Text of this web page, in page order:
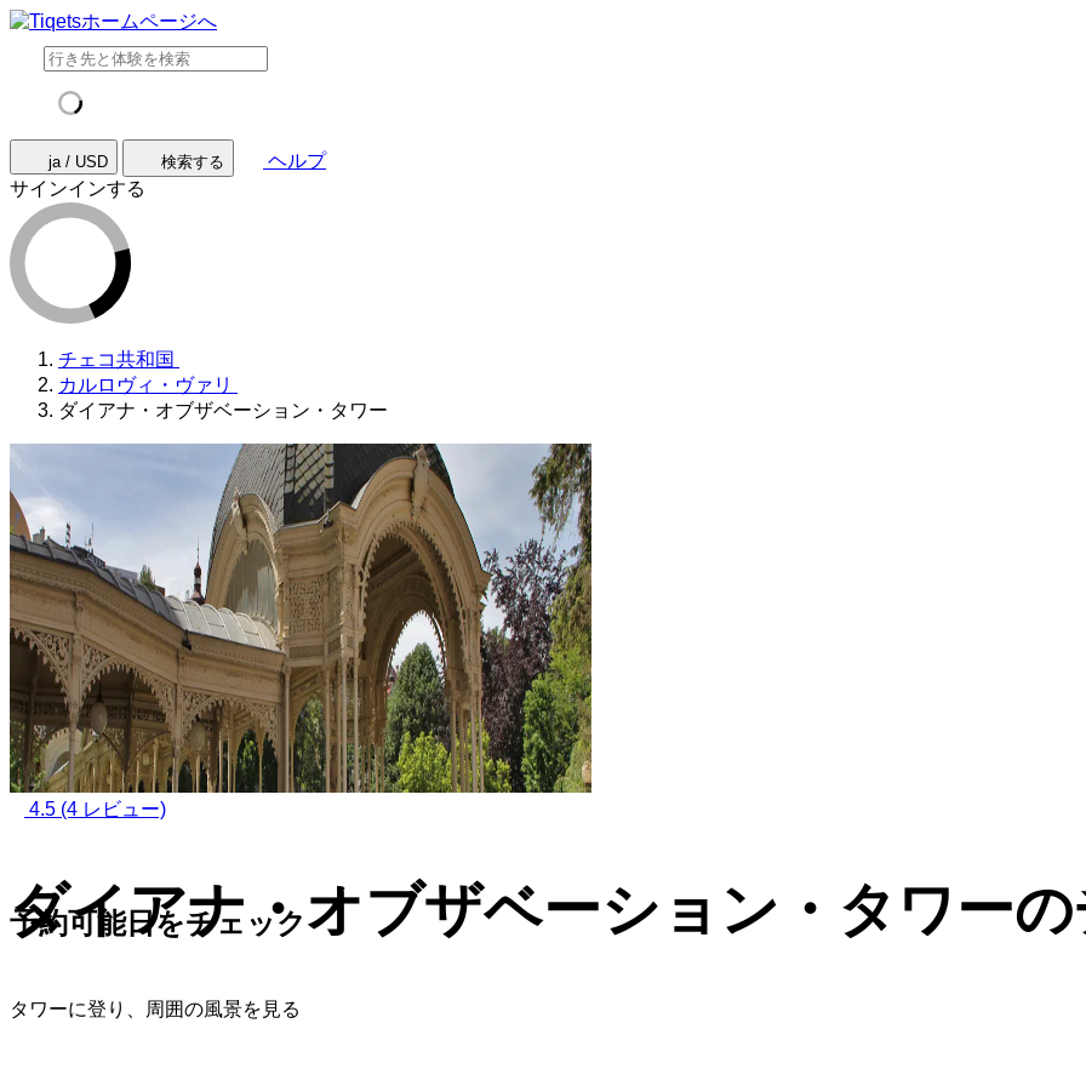
ja / USD 検索する
ヘルプ
サインインする
チェコ共和国
カルロヴィ・ヴァリ
ダイアナ・オブザベーション・タワー
4.5 (4 レビュー)
ダイアナ・オブザベーション・タワー
タワーに登り、周囲の風景を見る
予約可能日をチェック